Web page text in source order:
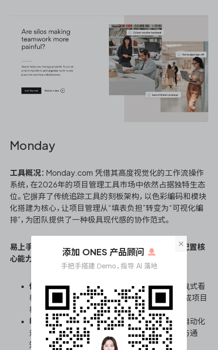
Monday
工具概况：Monday.com 凭借其高度视觉化的工作流操作
系统，在2026年的项目管理工具市场中依然占据独特生态
位。它摒弃了传统追踪工具的刻板架构，以色彩编码和模块
化搭建为核心，让项目管理从“填表负担”转变为“可视化编
排”，为团队提供了一种极具现代感的协作范式。
易上手性、低学习成本、敏捷项目管理、快速部署与配置核
心能力
低代码可视化搭建
：提供丰富的预设模板与拖拽式看
板，非技术背景的业务人员也能在30分钟内完成项目
框架搭建，大幅降低学习门槛。
敏捷流转的自动化配方：内置大量开箱即用的自动化
规则，只需点选条件与动作即可实现状态流转与通
知，无需编写脚本即可支撑敏捷迭代。
×
添加 ONES 产品顾问
手把手搭建 Demo，指导 AI 落地